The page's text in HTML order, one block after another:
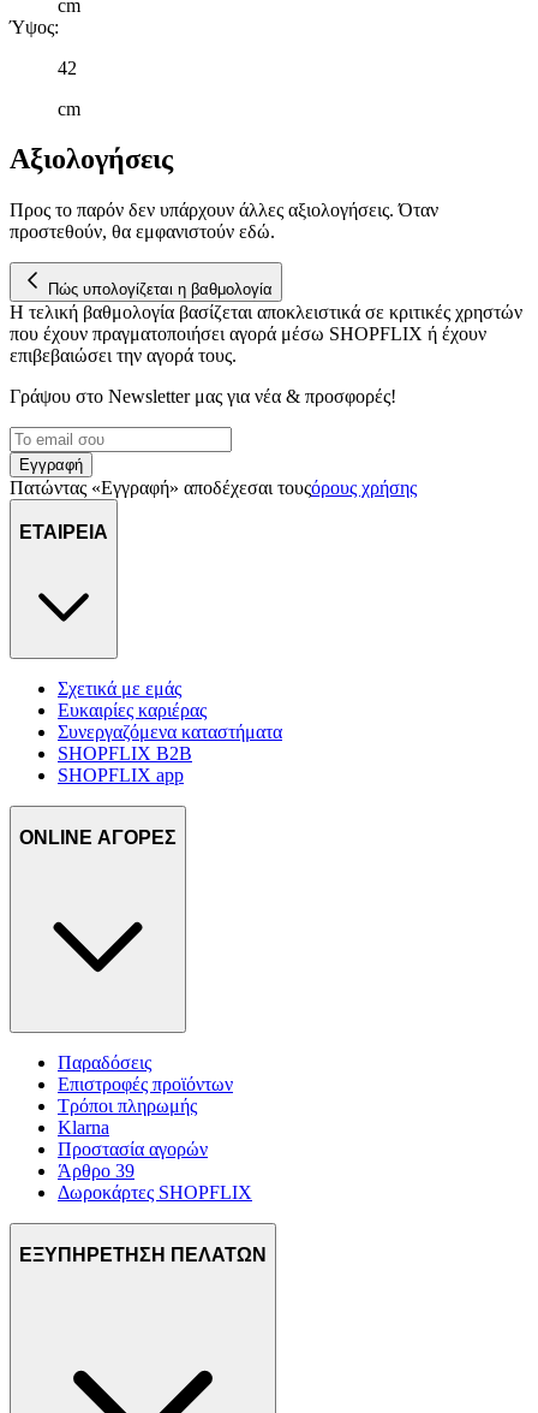
παρέχουμε λειτουργίες μέσων κοινωνικής δικτύωσης και να
αναλύουμε την κυκλοφορία μας. Εμείς και οι 1022 συνεργάτες
μας επεξεργαζόμαστε προσωπικά σας δεδομένα, π.χ. τη
για να αποθηκεύουμε και να έχουμε πρόσβαση σε πληροφορίες
διαφημίσεων και περιεχομένου, τις μετρήσεις σχετικά με
διαφημίσεις και περιεχόμενο, την καλύτερη εικόνα του κοινού
μας και την ανάπτυξη προϊόντων. Επίσης, κοινοποιούμε
πληροφορίες σχετικά με την από μέρους σας χρήση της
δικτύωσης, διαφημίσεων και ανάλυσης.
cm
Ύψος:
42
cm
Αξιολογήσεις
Προς το παρόν δεν υπάρχουν άλλες αξιολογήσεις. Όταν
προστεθούν, θα εμφανιστούν εδώ.
Πώς υπολογίζεται η βαθμολογία
Η τελική βαθμολογία βασίζεται αποκλειστικά σε κριτικές χρηστών
που έχουν πραγματοποιήσει αγορά μέσω SHOPFLIX ή έχουν
επιβεβαιώσει την αγορά τους.
Γράψου στο Νewsletter μας για νέα & προσφορές!
Εγγραφή
Πατώντας «Εγγραφή» αποδέχεσαι τουςόρους χρήσης
ΕΤΑΙΡΕΙΑ
Σχετικά με εμάς
Ευκαιρίες καριέρας
Συνεργαζόμενα καταστήματα
SHOPFLIX B2B
SHOPFLIX app
ONLINE ΑΓΟΡΕΣ
Παραδόσεις
Επιστροφές προϊόντων
Τρόποι πληρωμής
Klarna
Προστασία αγορών
Άρθρο 39
Δωροκάρτες SHOPFLIX
ΕΞΥΠΗΡΕΤΗΣΗ ΠΕΛΑΤΩΝ